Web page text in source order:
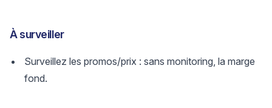
À surveiller
Surveillez les promos/prix : sans monitoring, la marge
fond.